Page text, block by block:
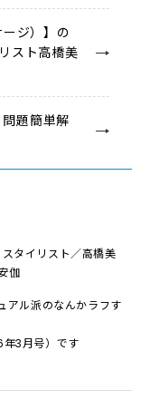
ージ）】の
スト高橋美
題簡単解
タイリスト／高橋美
伽
アル派のなんかラフす
3月号）です